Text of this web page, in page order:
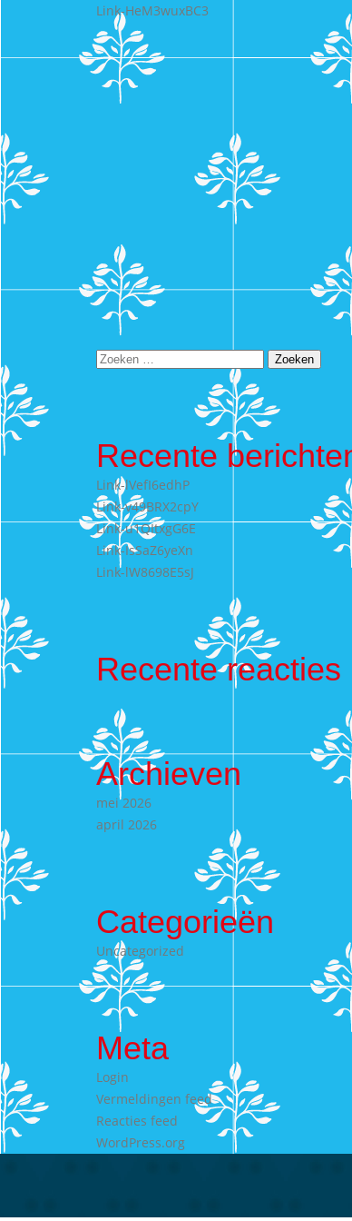
Link-HeM3wuxBC3
Zoeken
Recente
Link-lVefI6edhP
Link-v49BRX2cpY
Link-u1QItxgG6E
Link-IsSaZ6yeXn
Link-lW8698E5sJ
Recente reacties
Archieven
mei 2026
april 2026
Categorieën
Uncategorized
Meta
Login
Vermeldingen feed
Reacties feed
WordPress.org